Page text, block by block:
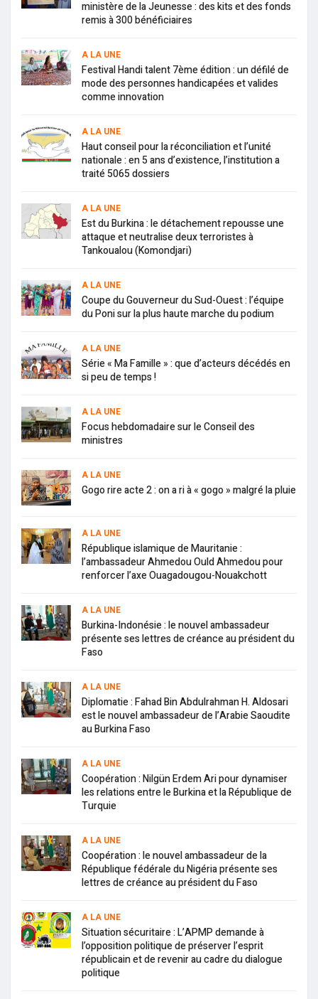
ministère de la Jeunesse : des kits et des fonds
remis à 300 bénéficiaires
A LA UNE
Festival Handi talent 7ème édition : un défilé de
mode des personnes handicapées et valides
comme innovation
A LA UNE
Haut conseil pour la réconciliation et l’unité
nationale : en 5 ans d’existence, l’institution a
traité 5065 dossiers
A LA UNE
Est du Burkina : le détachement repousse une
attaque et neutralise deux terroristes à
Tankoualou (Komondjari)
A LA UNE
Coupe du Gouverneur du Sud-Ouest : l’équipe
du Poni sur la plus haute marche du podium
A LA UNE
Série « Ma Famille » : que d’acteurs décédés en
si peu de temps !
A LA UNE
Focus hebdomadaire sur le Conseil des
ministres
A LA UNE
Gogo rire acte 2 : on a ri à « gogo » malgré la pluie
A LA UNE
République islamique de Mauritanie :
l’ambassadeur Ahmedou Ould Ahmedou pour
renforcer l’axe Ouagadougou-Nouakchott
A LA UNE
Burkina-Indonésie : le nouvel ambassadeur
présente ses lettres de créance au président du
Faso
A LA UNE
Diplomatie : Fahad Bin Abdulrahman H. Aldosari
est le nouvel ambassadeur de l’Arabie Saoudite
au Burkina Faso
A LA UNE
Coopération : Nilgün Erdem Ari pour dynamiser
les relations entre le Burkina et la République de
Turquie
A LA UNE
Coopération : le nouvel ambassadeur de la
République fédérale du Nigéria présente ses
lettres de créance au président du Faso
A LA UNE
Situation sécuritaire : L’APMP demande à
l’opposition politique de préserver l’esprit
républicain et de revenir au cadre du dialogue
politique